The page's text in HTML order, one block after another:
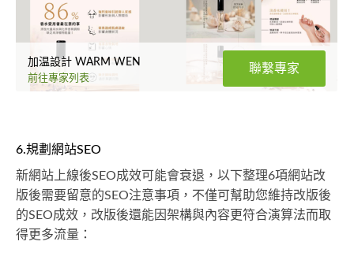
加温設計 WARM WEN
前往專家列表
聯繫專家
6.規劃網站SEO
新網站上線後SEO成效可能會衰退，以下整理6項網站改
版後需要留意的SEO注意事項，不僅可幫助您維持改版後
的SEO成效，改版後還能因架構與內容更符合演算法而取
得更多流量：